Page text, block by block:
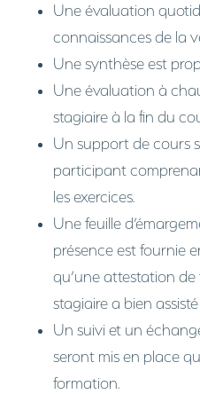
Une évaluation
connaissances de la
Une synthèse est
Une évaluation à
stagiaire à la fin du
Un support de cours
participant
les exercices.
Une feuille
présence est fournie
qu’une attestation
stagiaire a bien
Un suivi et un
seront mis en place
formation.